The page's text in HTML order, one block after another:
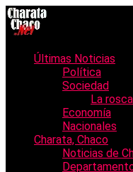
Últimas Noticias
Política
Sociedad
La
Economía
Nacionales
Charata, Chaco
Noticias de